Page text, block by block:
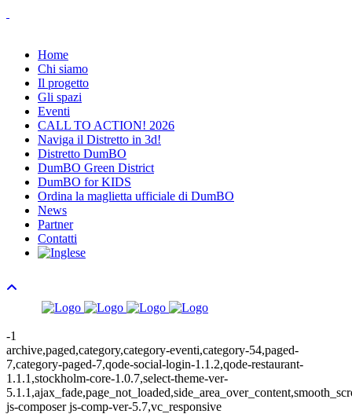
Home
Chi siamo
Il progetto
Gli spazi
Eventi
CALL TO ACTION! 2026
Naviga il Distretto in 3d!
Distretto DumBO
DumBO Green District
DumBO for KIDS
Ordina la maglietta ufficiale di DumBO
News
Partner
Contatti
-1
archive,paged,category,category-eventi,category-54,paged-
7,category-paged-7,qode-social-login-1.1.2,qode-restaurant-
1.1.1,stockholm-core-1.0.7,select-theme-ver-
js-composer js-comp-ver-5.7,vc_responsive